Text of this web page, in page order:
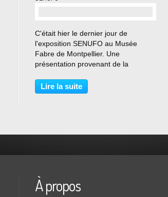
C'était hier le dernier jour de
l'exposition SENUFO au Musée
Fabre de Montpellier. Une
présentation provenant de la
avec prière de reproduire la
scénographie d'origine, c'est-à-dire
Lire la suite
À propos